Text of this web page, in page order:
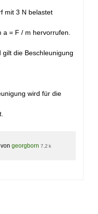
mit 3 N belastet
= F / m hervorrufen.
gilt die Beschleunigung
wird für die
von georgborn 7,2 k